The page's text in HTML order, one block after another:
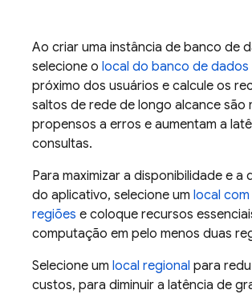
Ao criar uma instância de banco de
selecione o local do banco de dados
próximo dos usuários e calcule os
saltos de rede de longo alcance são
propensos a erros e aumentam a
consultas.
Para maximizar a disponibilidade e a
do aplicativo, selecione um local com
regiões e coloque recursos
computação em pelo menos duas
Selecione um local regional para
custos, para diminuir a latência de